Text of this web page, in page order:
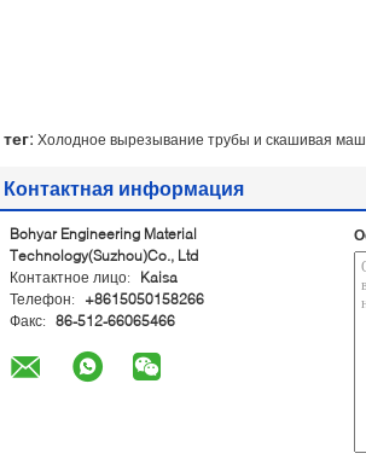
тег: Холодное вырезывание трубы и скашивая
Контактная информация
Bohyar Engineering Material
Technology(Suzhou)Co., Ltd
Контактное лицо:
Kaisa
Телефон:
+8615050158266
Факс: 86-512-66065466